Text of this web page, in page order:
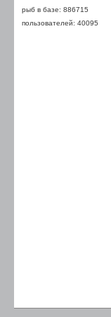
рыб в базе: 886715
пользователей: 40095